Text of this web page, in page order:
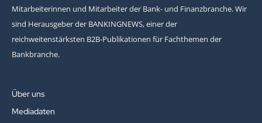
Mitarbeiterinnen und Mitarbeiter der Bank- und Finanzbranche. Wir
sind Herausgeber der BANKINGNEWS, einer der
reichweitenstärksten B2B-Publikationen für Fachthemen der
Bankbranche.
Über uns
Mediadaten